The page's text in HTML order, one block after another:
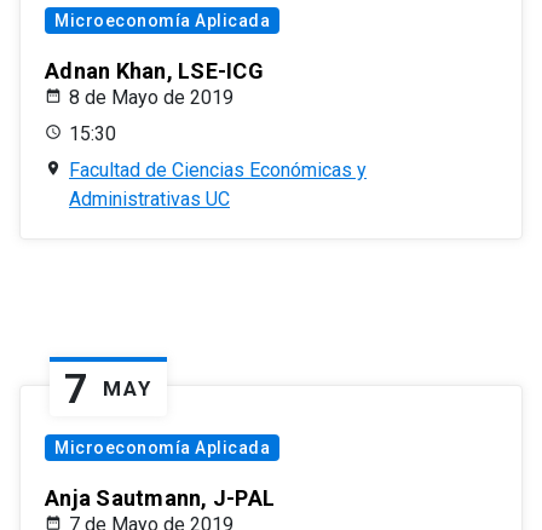
Microeconomía Aplicada
Adnan Khan, LSE-ICG
8 de Mayo de 2019
15:30
Facultad de Ciencias Económicas y
Administrativas UC
7 MAY
Microeconomía Aplicada
Anja Sautmann, J-PAL
7 de Mayo de 2019